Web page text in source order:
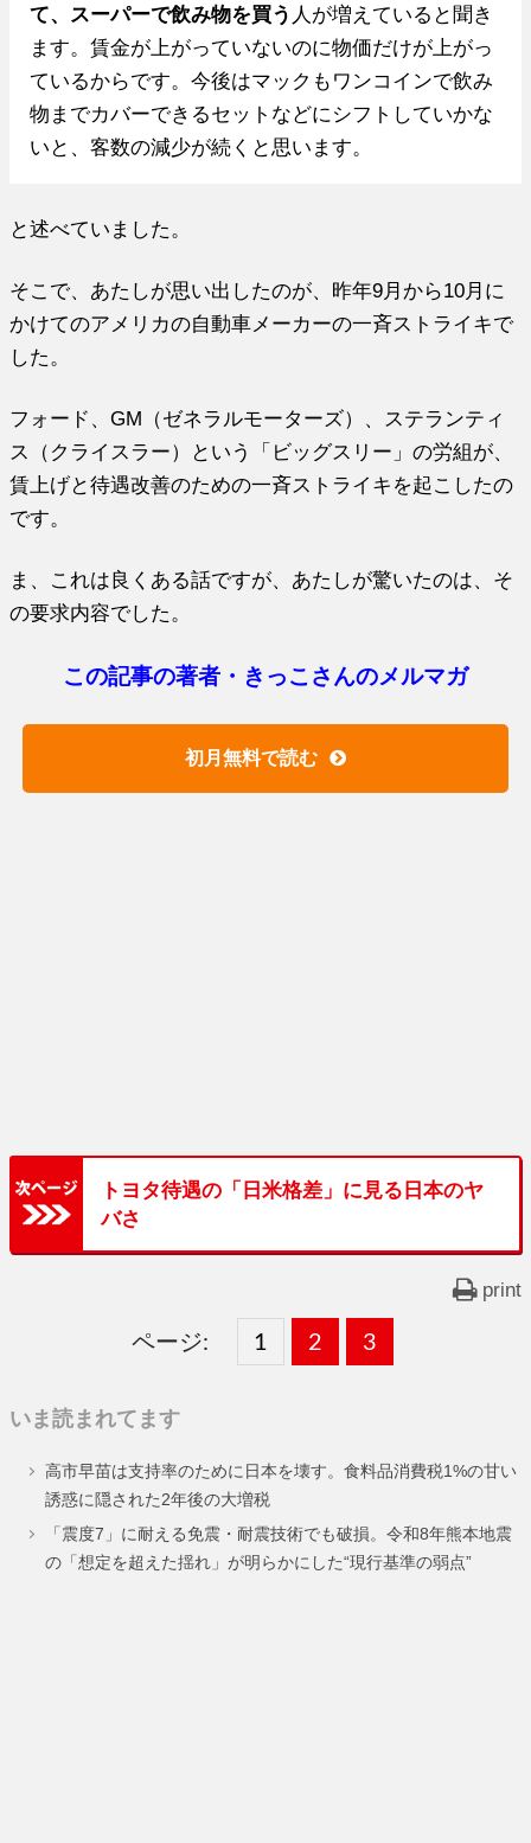
て、スーパーで飲み物を買う 人が増えていると聞き
ます。賃金が上がっていないのに物価だけが上がっ
ているからです。今後はマックもワンコインで飲み
物までカバーできるセットなどにシフトしていかな
いと、客数の減少が続くと思います。
と述べていました。
そこで、あたしが思い出したのが、昨年9月から10月に
かけてのアメリカの自動車メーカーの一斉ストライキで
した。
フォード、GM（ゼネラルモーターズ）、ステランティ
ス（クライスラー）という「ビッグスリー」の労組が、
賃上げと待遇改善のための一斉ストライキを起こしたの
です。
ま、これは良くある話ですが、あたしが驚いたのは、そ
の要求内容でした。
この記事の著者・きっこさんのメルマガ
初月無料で読む
トヨタ待遇の「日米格差」に見る日本のヤ
バさ
print
ページ:
固
ー
ジ
1 ,
固
ー
ジ
2 ,
固
ー
ジ
3
いま読まれてます
高市早苗は支持率のために日本を壊す。食料品消費税1%の甘い
誘惑に隠された2年後の大増税
「震度7」に耐える免震・耐震技術でも破損。令和8年熊本地震
の「想定を超えた揺れ」が明らかにした“現行基準の弱点”